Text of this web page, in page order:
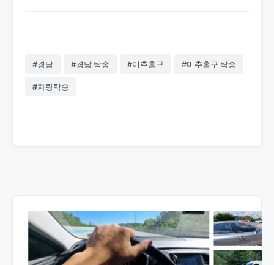
#경남 #경남 탁송 #미추홀구 #미추홀구 탁송
#차량탁송